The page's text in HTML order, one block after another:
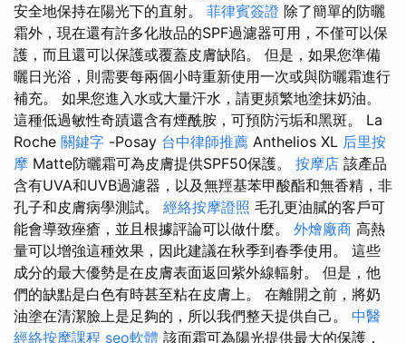
安全地保持在陽光下的直射。 菲律賓簽證 除了簡單的防曬
霜外，現在還有許多化妝品的SPF過濾器可用，不僅可以保
護，而且還可以保護或覆蓋皮膚缺陷。 但是，如果您準備
曬日光浴，則需要每兩個小時重新使用一次或與防曬霜進行
補充。 如果您進入水或大量汗水，請更頻繁地塗抹奶油。
這種低過敏性奇蹟還含有煙酰胺，可預防污垢和黑斑。 La
Roche 關鍵字 -Posay 台中律師推薦 Anthelios XL 后里按
摩 Matte防曬霜可為皮膚提供SPF50保護。 按摩店 該產品
含有UVA和UVB過濾器，以及無羥基苯甲酸酯和無香精，非
孔子和皮膚病學測試。 經絡按摩證照 毛孔更油膩的客戶可
能會導致痤瘡，並且根據評論可以做什麼。 外燴廠商 高熱
量可以增強這種效果，因此建議在秋季到春季使用。 這些
成分的最大優勢是在皮膚表面返回紫外線輻射。 但是，他
們的缺點是白色有時甚至粘在皮膚上。 在離開之前，將奶
油塗在清潔臉上是足夠的，所以我們整天提供自己。 中醫
經絡按摩課程 seo軟體 該面霜可為陽光提供最大的保護，